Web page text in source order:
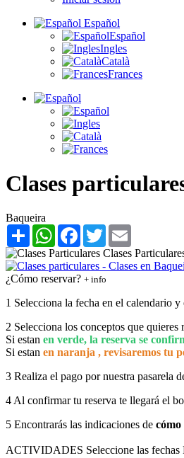
Español
Español
Ingles
Català
Frances
Clases
Baqueira
Share WhatsAppFacebook
Twitter
¿Cómo reservar? + info
1 Selecciona la fecha en el calendario
2 Selecciona los conceptos que quieres
Si estan en verde, la reserva se
Si estan en naranja , revisaremos tu
3 Realiza el pago por nuestra pasarela
4Al confirmar tu reserva te llegará el
5 Encontrarás las indicaciones de
ACTIVIDADES Seleccione las fechas